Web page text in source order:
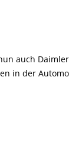
auch
in der